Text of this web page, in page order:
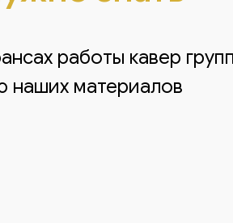
работы кавер
наших материалов